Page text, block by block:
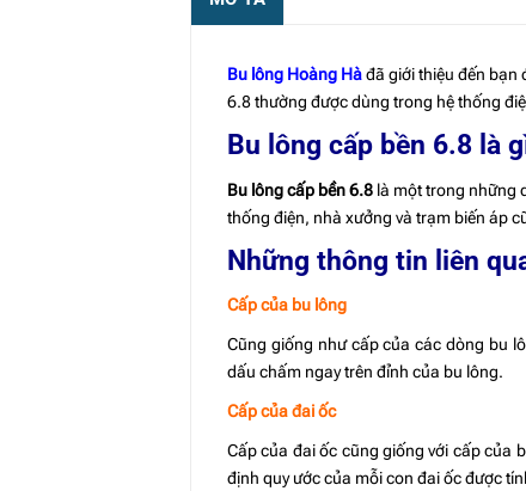
Bu lông Hoàng Hàđã giới thiệu đến bạn
6.8 thường được dùng trong hệ thống
Bu lông cấp bền 6.8 là
Bu lông cấp bền 6.8 là một trong những
thống điện, nhà xưởng và trạm biến áp
Những thông tin liên
Cấp của bu lông
Cũng giống như cấp của các dòng bu
dấu chấm ngay trên đỉnh của bu lông.
Cấp của đai ốc
Cấp của đai ốc cũng giống với cấp của
định quy ước của mỗi con đai ốc được